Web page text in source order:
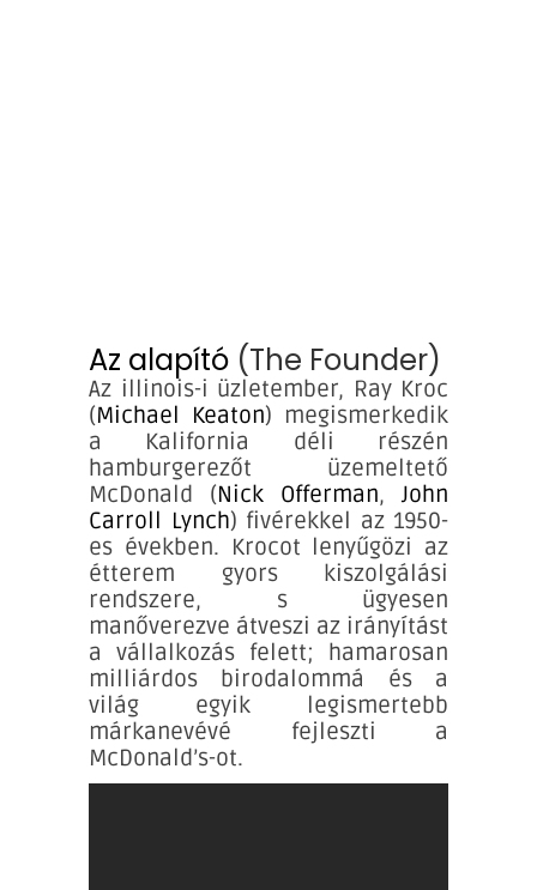
Az alapító (The Founder)
Az illinois-i üzletember, Ray Kroc
(Michael Keaton) megismerkedik
a Kalifornia déli részén
hamburgerezőt üzemeltető
McDonald (Nick Offerman, John
Carroll Lynch) fivérekkel az 1950-
es években. Krocot lenyűgözi az
étterem gyors kiszolgálási
rendszere, s ügyesen
manőverezve átveszi az irányítást
a vállalkozás felett; hamarosan
milliárdos birodalommá és a
világ egyik legismertebb
márkanevévé fejleszti a
McDonald’s-ot.